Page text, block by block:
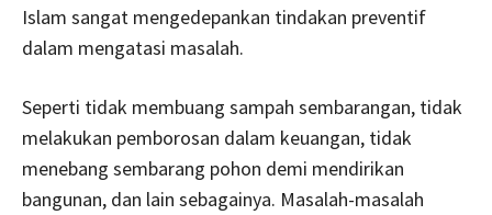
Islam sangat mengedepankan tindakan preventif
dalam mengatasi masalah.
Seperti tidak membuang sampah sembarangan, tidak
melakukan pemborosan dalam keuangan, tidak
menebang sembarang pohon demi mendirikan
bangunan, dan lain sebagainya. Masalah-masalah